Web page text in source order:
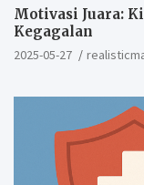
Motivasi Juara:
Kegagalan
2025-05-27